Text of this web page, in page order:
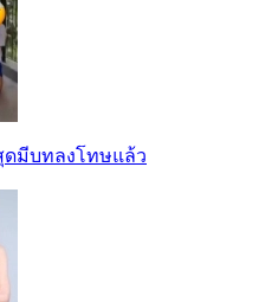
ดมีบทลงโทษแล้ว